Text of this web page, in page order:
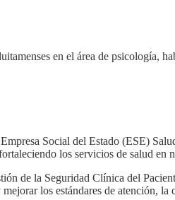
en el área de psicología,
Social del Estado (ESE)
los servicios de salud en
de la Seguridad Clínica del
los estándares de atención,